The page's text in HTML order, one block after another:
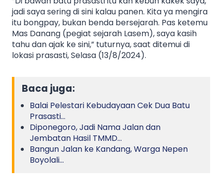
jadi saya sering di sini kalau panen. Kita ya mengira
itu bongpay, bukan benda bersejarah. Pas ketemu
Mas Danang (pegiat sejarah Lasem), saya kasih
tahu dan ajak ke sini,” tuturnya, saat ditemui di
lokasi prasasti, Selasa (13/8/2024).
Baca juga:
Balai Pelestari Kebudayaan Cek Dua Batu
Prasasti…
Diponegoro, Jadi Nama Jalan dan
Jembatan Hasil TMMD…
Bangun Jalan ke Kandang, Warga Nepen
Boyolali…